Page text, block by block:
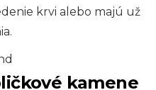
krvi alebo majú už
kamene